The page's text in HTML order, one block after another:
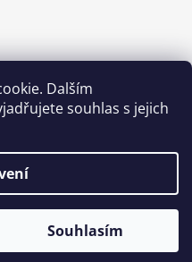
Dalším
souhlas s jejich
Souhlasím
19:00 ⎮ Pátek 6.8. - Neděle